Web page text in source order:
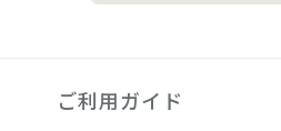
ご利用ガイド